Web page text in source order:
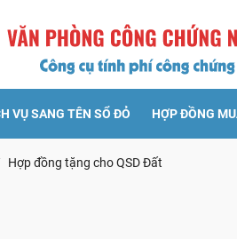
VỤ SANG TÊN SỔ ĐỎ HỢP ĐỒNG
Hợp đồng tặng cho QSD Đất